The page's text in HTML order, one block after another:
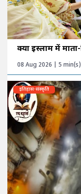
क्या इस्लाम में
08 Aug 2026 | 5
इतिहास-संस्कृति